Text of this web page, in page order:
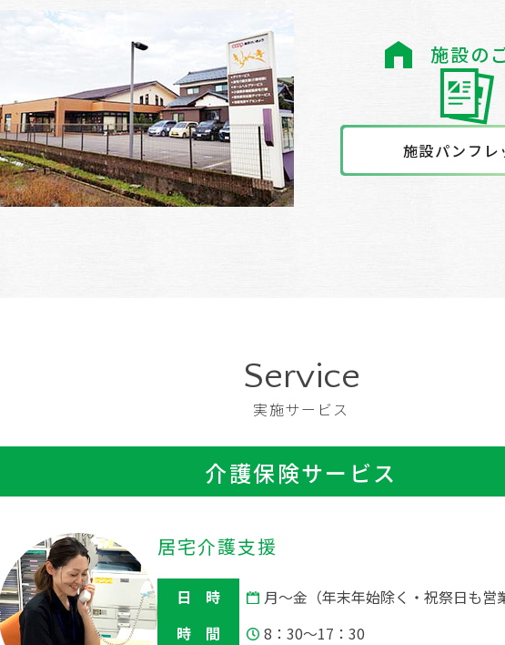
施設の
施設パンフレ
Service
実施サービス
介護保険サービス
居宅介護支援
日 時
月～金（年末年始除く・祝祭日も営
時 間
8：30～17：30